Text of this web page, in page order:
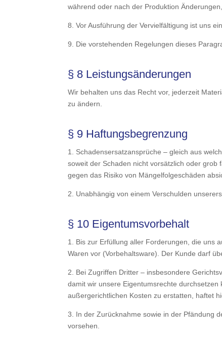
während oder nach der Produktion
8. Vor Ausführung der Vervielfältigung ist uns
9. Die vorstehenden Regelungen dieses
§ 8 Leistungsänderungen
Wir behalten uns das Recht vor, jederzeit
zu ändern.
§ 9 Haftungsbegrenzung
1. Schadensersatzansprüche – gleich aus
soweit der Schaden nicht vorsätzlich oder
gegen das Risiko von Mängelfolgeschäden
2. Unabhängig von einem Verschulden
§ 10 Eigentumsvorbehalt
1. Bis zur Erfüllung aller Forderungen, die uns
Waren vor (Vorbehaltsware). Der Kunde darf
2. Bei Zugriffen Dritter – insbesondere
damit wir unsere Eigentumsrechte
außergerichtlichen Kosten zu erstatten, haftet
3. In der Zurücknahme sowie in der Pfändung
vorsehen.